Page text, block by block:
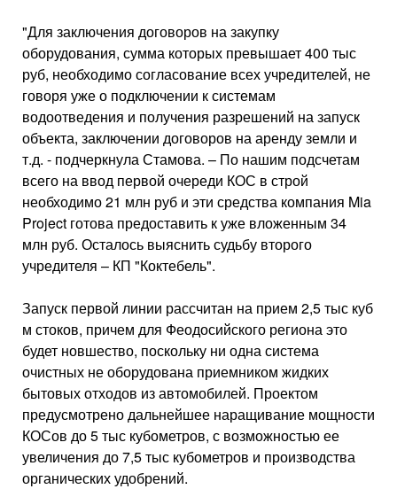
"Для заключения договоров на закупку
оборудования, сумма которых превышает 400 тыс
руб, необходимо согласование всех учредителей, не
говоря уже о подключении к системам
водоотведения и получения разрешений на запуск
объекта, заключении договоров на аренду земли и
т.д. - подчеркнула Стамова. – По нашим подсчетам
всего на ввод первой очереди КОС в строй
необходимо 21 млн руб и эти средства компания Mia
Project готова предоставить к уже вложенным 34
млн руб. Осталось выяснить судьбу второго
учредителя – КП "Коктебель".
Запуск первой линии рассчитан на прием 2,5 тыс куб
м стоков, причем для Феодосийского региона это
будет новшество, поскольку ни одна система
очистных не оборудована приемником жидких
бытовых отходов из автомобилей. Проектом
предусмотрено дальнейшее наращивание мощности
КОСов до 5 тыс кубометров, с возможностью ее
увеличения до 7,5 тыс кубометров и производства
органических удобрений.